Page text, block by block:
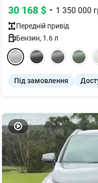
30 168 $ • 1 350 000
Передній привід
Бензин, 1.6л
Під замовлення